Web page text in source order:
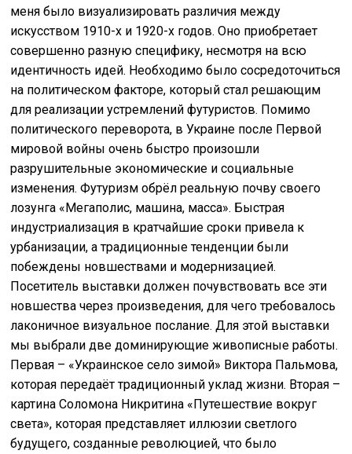
меня было визуализировать различия между
искусством 1910-х и 1920-х годов. Оно приобретает
совершенно разную специфику, несмотря на всю
идентичность идей. Необходимо было сосредоточиться
на политическом факторе, который стал решающим
для реализации устремлений футуристов. Помимо
политического переворота, в Украине после Первой
мировой войны очень быстро произошли
разрушительные экономические и социальные
изменения. Футуризм обрёл реальную почву своего
лозунга «Мегаполис, машина, масса». Быстрая
индустриализация в кратчайшие сроки привела к
урбанизации, а традиционные тенденции были
побеждены новшествами и модернизацией.
Посетитель выставки должен почувствовать все эти
новшества через произведения, для чего требовалось
лаконичное визуальное послание. Для этой выставки
мы выбрали две доминирующие живописные работы.
Первая – «Украинское село зимой» Виктора Пальмова,
которая передаёт традиционный уклад жизни. Вторая –
картина Соломона Никритина «Путешествие вокруг
света», которая представляет иллюзии светлого
будущего, созданные революцией, что было